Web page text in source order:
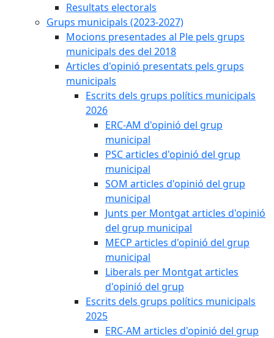
Resultats electorals
Grups municipals (2023-2027)
Mocions presentades al Ple pels grups
municipals des del 2018
Articles d'opinió presentats pels grups
municipals
Escrits dels grups polítics municipals
2026
ERC-AM d'opinió del grup
municipal
PSC articles d'opinió del grup
municipal
SOM articles d'opinió del grup
municipal
Junts per Montgat articles d'opinió
del grup municipal
MECP articles d'opinió del grup
municipal
Liberals per Montgat articles
d'opinió del grup
Escrits dels grups polítics municipals
2025
ERC-AM articles d'opinió del grup